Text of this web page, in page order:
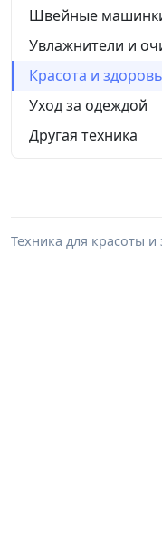
Швейные
Увлажнители и
Красота и
Уход за одеждой
Другая техника
Техника для красоты и